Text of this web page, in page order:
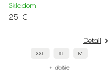
Skladom
25 €
Detail
XXL XL M
+ ďalšie